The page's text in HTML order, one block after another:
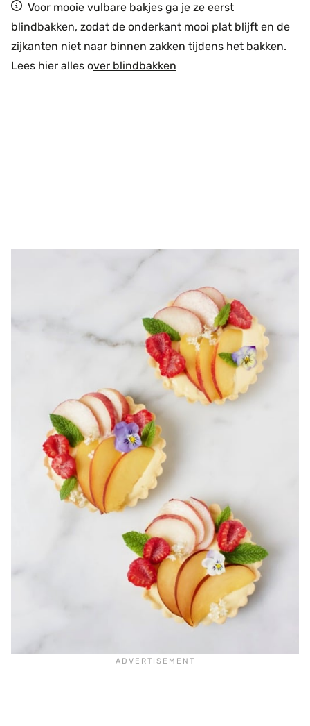
Voor mooie vulbare bakjes ga je ze eerst
blindbakken, zodat de onderkant mooi plat blijft en de
zijkanten niet naar binnen zakken tijdens het bakken.
Lees hier alles over blindbakken